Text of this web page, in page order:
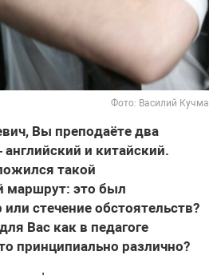
Фото: Василий Кучма
Вы преподаёте два
и китайский.
такой
маршрут: это был
стечение обстоятельств?
Вас как в педагоге
принципиально различно?